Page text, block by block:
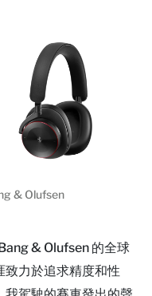
& Olufsen
& Olufsen 的全球
力於追求精度和性